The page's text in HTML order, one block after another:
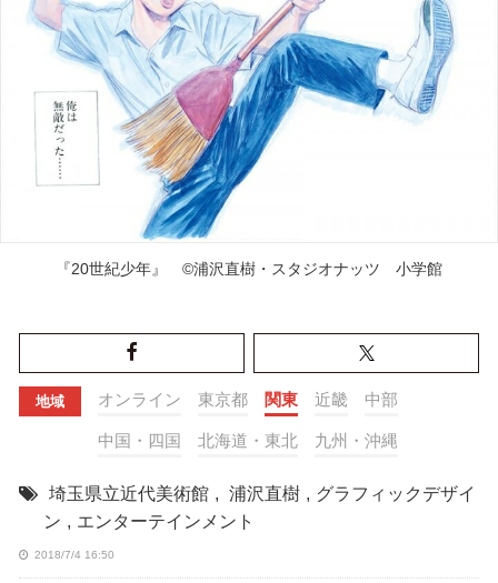
『20世紀少年』 ©浦沢直樹・スタジオナッツ 小学館
地域 オンライン 東京都 関東 近畿 中部
中国・四国 北海道・東北 九州・沖縄
埼玉県立近代美術館 , 浦沢直樹 , グラフィックデザイ
ン , エンターテインメント
2018/7/4 16:50